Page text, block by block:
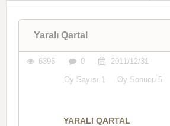
Yaralı Qartal
6396 0 2011/12/31
Oy Sayısı 1 Oy Sonucu 5
YARALI QARTAL